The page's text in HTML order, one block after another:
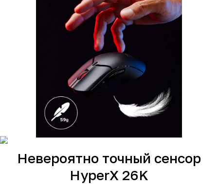
Невероятно точный сенсор
HyperX 26K